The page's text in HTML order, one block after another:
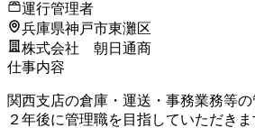
運行管理者
兵庫県神戸市東灘区
株式会社 朝日通商
仕事内容
関西支店の倉庫・運送・事務業務
２年後に管理職を目指していただ